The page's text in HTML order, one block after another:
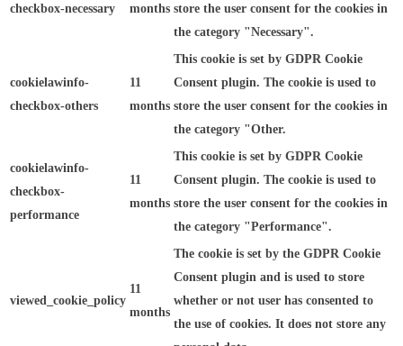
checkbox-necessary
months store the user consent for the cookies in
the category "Necessary".
cookielawinfo-
checkbox-others
11
months
This cookie is set by GDPR Cookie
Consent plugin. The cookie is used to
store the user consent for the cookies in
the category "Other.
cookielawinfo-
checkbox-
performance
11
months
This cookie is set by GDPR Cookie
Consent plugin. The cookie is used to
store the user consent for the cookies in
the category "Performance".
viewed_cookie_policy
11
months
The cookie is set by the GDPR Cookie
Consent plugin and is used to store
whether or not user has consented to
the use of cookies. It does not store any